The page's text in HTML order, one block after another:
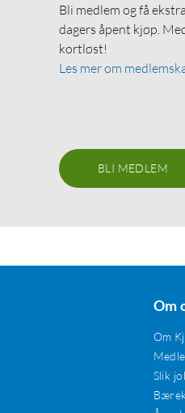
Bli medlem og få
dagers åpent kjøp.
kortløst!
Les mer om
BLI MEDLEM
Om
Om
Slik